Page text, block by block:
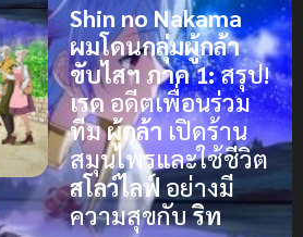
Shin no Nakama
ผมโดนกลุ่มผู้กล้า
ขับไสฯ ภาค 1:สรุป!
เรดอดีตเพื่อนร่วม
ทีมผู้กล้า เปิดร้าน
สมุนไพรและใช้ชีวิต
สโลว์ไลฟ์ อย่างมี
ความสุขกับริท